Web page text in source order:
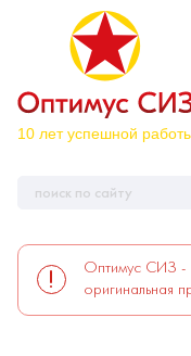
Оптимус СИЗ -
оригинальная